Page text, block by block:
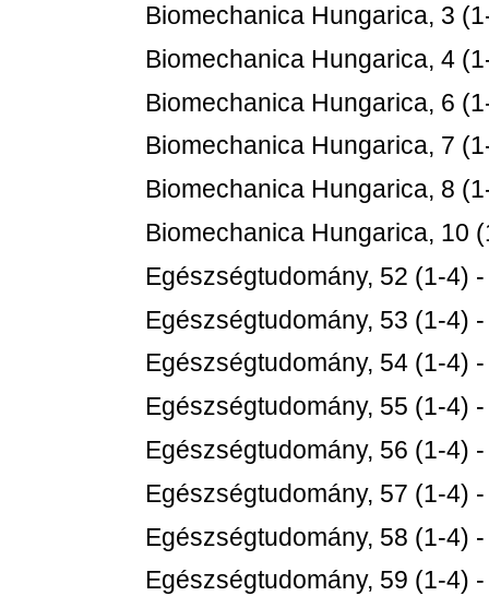
Biomechanica Hungarica, 3
Biomechanica Hungarica, 4
Biomechanica Hungarica, 6
Biomechanica Hungarica, 7
Biomechanica Hungarica, 8
Biomechanica Hungarica, 10
Egészségtudomány, 52 (1-4)
Egészségtudomány, 53 (1-4)
Egészségtudomány, 54 (1-4)
Egészségtudomány, 55 (1-4)
Egészségtudomány, 56 (1-4)
Egészségtudomány, 57 (1-4)
Egészségtudomány, 58 (1-4)
Egészségtudomány, 59 (1-4)